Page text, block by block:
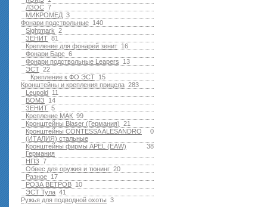
7
ЛЗОС
3
МИКРОМЕД
140
Фонари подствольные
2
Sightmark
81
ЗЕНИТ
16
Крепление для фонарей зенит
6
Фонари Барс
13
Фонари подствольные Leapers
22
ЭСТ
15
Крепление к ФО ЭСТ
283
Кронштейны и крепления прицела
11
Leupold
14
ВОМЗ
5
ЗЕНИТ
99
Крепление МАК
21
Кронштейны Blaser (Германия)
0
Кронштейны CONTESSA ALESANDRO
(ИТАЛИЯ) стальные
38
Кронштейны фирмы APEL (EAW)
Германия
7
НПЗ
20
Обвес для оружия и тюнинг
17
Разное
10
РОЗА ВЕТРОВ
41
ЭСТ Тула
3
Ружья для подводной оxоты